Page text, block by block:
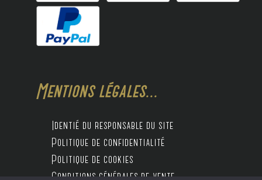
Mentions légales...
Identié du responsable du site
Politique de confidentialité
Politique de cookies
Conditions générales de vente